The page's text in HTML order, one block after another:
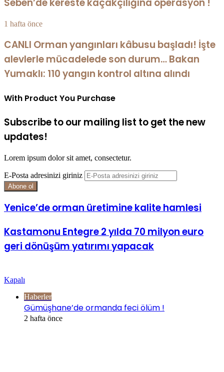
1 hafta önce
CANLI Orman yangınları kâbusu başladı! İşte
alevlerle mücadelede son durum… Bakan
Yumaklı: 110 yangın kontrol altına alındı
With Product You Purchase
Subscribe to our mailing list to get the new
updates!
Lorem ipsum dolor sit amet, consectetur.
E-Posta adresinizi giriniz
Yenice’de orman üretimine kalite hamlesi
Kastamonu Entegre 2 yılda 70 milyon euro
geri dönüşüm yatırımı yapacak
Kapalı
Haberler
Gümüşhane’de ormanda feci ölüm !
2 hafta önce